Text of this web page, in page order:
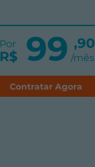
Por
R$ 99 ,90
/mês
Contratar Agora